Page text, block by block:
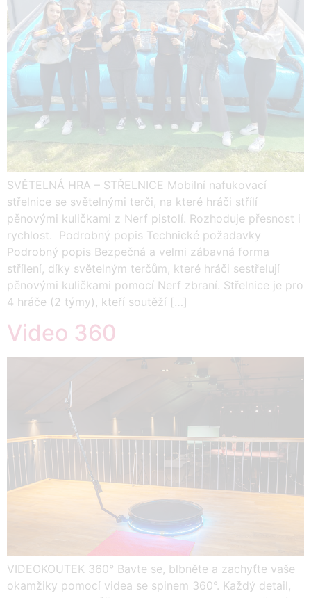
SVĚTELNÁ HRA – STŘELNICE Mobilní nafukovací
střelnice se světelnými terči, na které hráči střílí
pěnovými kuličkami z Nerf pistolí. Rozhoduje přesnost i
rychlost. Podrobný popis Technické požadavky
Podrobný popis Bezpečná a velmi zábavná forma
střílení, díky světelným terčům, které hráči sestřelují
pěnovými kuličkami pomocí Nerf zbraní. Střelnice je pro
4 hráče (2 týmy), kteří soutěží […]
Video 360
VIDEOKOUTEK 360° Bavte se, blbněte a zachyťte vaše
okamžiky pomocí videa se spinem 360°. Každý detail,